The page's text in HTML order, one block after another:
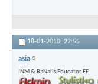
18-01-2010, 22:55
asia
INM & RaNails Educator EF